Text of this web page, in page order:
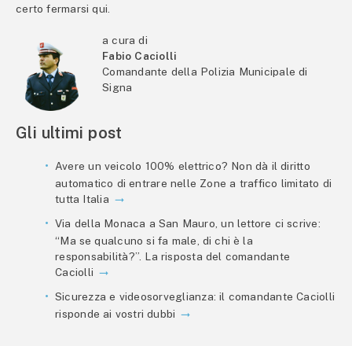
certo fermarsi qui.
a cura di
Fabio Caciolli
Comandante della Polizia Municipale di
Signa
Gli ultimi post
Avere un veicolo 100% elettrico? Non dà il diritto
automatico di entrare nelle Zone a traffico limitato di
tutta Italia
Via della Monaca a San Mauro, un lettore ci scrive:
“Ma se qualcuno si fa male, di chi è la
responsabilità?”. La risposta del comandante
Caciolli
Sicurezza e videosorveglianza: il comandante Caciolli
risponde ai vostri dubbi